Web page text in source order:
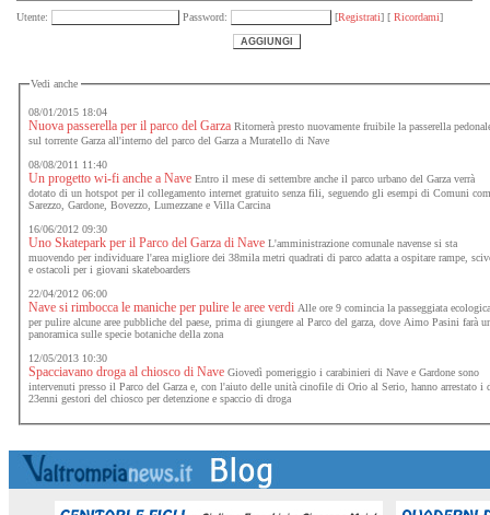
Utente: Password: [Registrati] [ Ricordami]
Vedi anche
08/01/2015 18:04
Nuova passerella per il parco del Garza Ritornerà presto nuovamente fruibile la passerella
sul torrente Garza all'interno del parco del Garza a Muratello di Nave
08/08/2011 11:40
Un progetto wi-fi anche a Nave Entro il mese di settembre anche il parco urbano del Garza verrà
dotato di un hotspot per il collegamento internet gratuito senza fili, seguendo gli esempi di Comuni
Sarezzo, Gardone, Bovezzo, Lumezzane e Villa Carcina
16/06/2012 09:30
Uno Skatepark per il Parco del Garza di Nave L'amministrazione comunale navense si sta
muovendo per individuare l'area migliore dei 38mila metri quadrati di parco adatta a ospitare rampe, scivoli
e ostacoli per i giovani skateboarders
22/04/2012 06:00
Nave si rimbocca le maniche per pulire le aree verdi Alle ore 9 comincia la passeggiata
per pulire alcune aree pubbliche del paese, prima di giungere al Parco del garza, dove Aimo Pasini farà
panoramica sulle specie botaniche della zona
12/05/2013 10:30
Spacciavano droga al chiosco di Nave Giovedì pomeriggio i carabinieri di Nave e Gardone sono
intervenuti presso il Parco del Garza e, con l'aiuto delle unità cinofile di Orio al Serio, hanno arrestato i
23enni gestori del chiosco per detenzione e spaccio di droga